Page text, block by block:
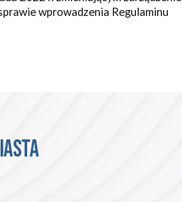
wprowadzenia Regulaminu